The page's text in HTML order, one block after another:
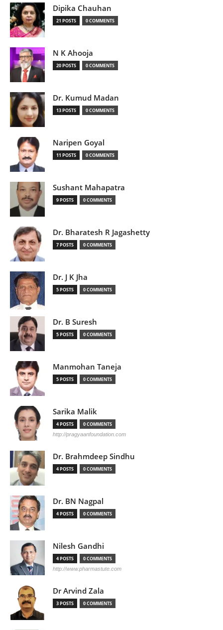
Dipika Chauhan
21 POSTS 0 COMMENTS
N K Ahooja
20 POSTS 0 COMMENTS
Dr. Kumud Madan
13 POSTS 0 COMMENTS
Naripen Goyal
11 POSTS 0 COMMENTS
Sushant Mahapatra
9 POSTS 0 COMMENTS
Dr. Bharatesh R Jagashetty
7 POSTS 0 COMMENTS
Dr. J K Jha
5 POSTS 0 COMMENTS
Dr. B Suresh
5 POSTS 0 COMMENTS
Manmohan Taneja
5 POSTS 0 COMMENTS
Sarika Malik
4 POSTS 0 COMMENTS
http://pragyaanfoundation.com
Dr. Brahmdeep Sindhu
4 POSTS 0 COMMENTS
Dr. BN Nagpal
4 POSTS 0 COMMENTS
Nilesh Gandhi
4 POSTS 0 COMMENTS
http://www.pharmastute.com
Dr Arvind Zala
3 POSTS 0 COMMENTS